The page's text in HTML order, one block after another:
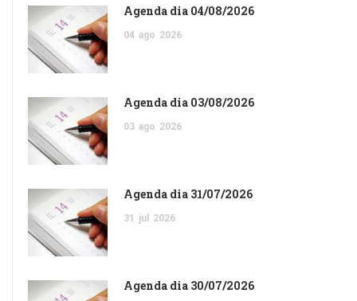
Agenda dia 04/08/2026
04 ago 2026
Agenda dia 03/08/2026
03 ago 2026
Agenda dia 31/07/2026
31 jul 2026
Agenda dia 30/07/2026